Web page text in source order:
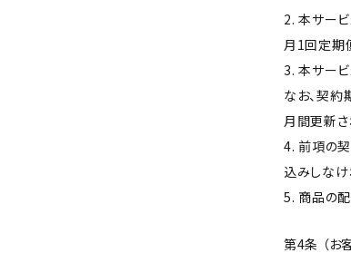
2. 本サー
月1回定期
3. 本サー
なお、契約
月間更新さ
4. 前項の
込みしなけ
5. 商品の
第4条 （お